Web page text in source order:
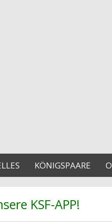
KÖNIGSPAARE
KSF-APP!